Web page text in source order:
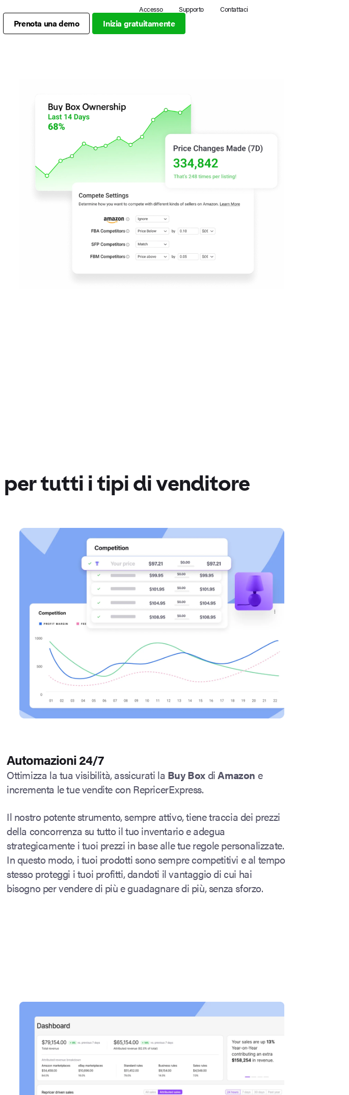
Accesso Supporto Contattaci
Prenota una demo Inizia gratuitamente
per tutti i tipi di venditore
Automazioni 24/7
Ottimizza la tua visibilità, assicurati la Buy BoxdiAmazon e
incrementa le tue vendite con RepricerExpress.
Il nostro potente strumento, sempre attivo, tiene traccia dei prezzi
della concorrenza su tutto il tuo inventario e adegua
strategicamente i tuoi prezzi in base alle tue regole personalizzate.
In questo modo, i tuoi prodotti sono sempre competitivi e al tempo
stesso proteggi i tuoi profitti, dandoti il vantaggio di cui hai
bisogno per vendere di più e guadagnare di più, senza sforzo.